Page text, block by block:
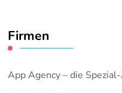
Firmen
App Agency – die